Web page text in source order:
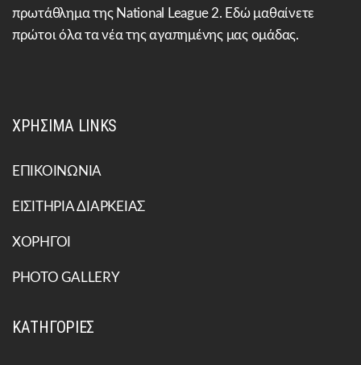
πρωτάθλημα της National League 2. Εδώ μαθαίνετε
πρώτοι όλα τα νέα της αγαπημένης μας ομάδας.
ΧΡΗΣΙΜΑ LINKS
ΕΠΙΚΟΙΝΩΝΙΑ
ΕΙΣΙΤΗΡΙΑ ΔΙΑΡΚΕΙΑΣ
ΧΟΡΗΓΟΙ
PHOTO GALLERY
ΚΑΤΗΓΟΡΙΕΣ